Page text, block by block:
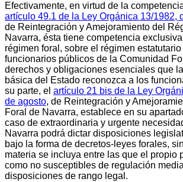
Efectivamente, en virtud de la
artículo 49.1 de la Ley Orgánica 13/1982,
de Reintegración y Amejoramiento del
Navarra, ésta tiene competencia
régimen foral, sobre el régimen
funcionarios públicos de la Comunidad
derechos y obligaciones esenciales que
básica del Estado reconozca a los
su parte, el artículo 21 bis de la Ley
de agosto, de Reintegración y
Foral de Navarra, establece en su
caso de extraordinaria y urgente
Navarra podrá dictar disposiciones
bajo la forma de decretos-leyes forales,
materia se incluya entre las que el propio
como no susceptibles de regulación
disposiciones de rango legal.